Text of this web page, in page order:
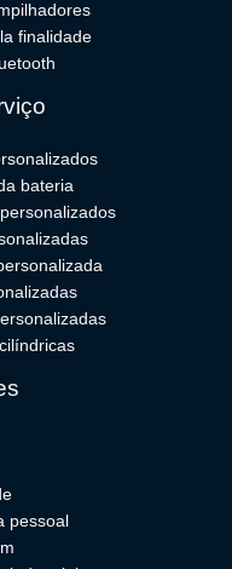
finalidade
bateria
pessoal